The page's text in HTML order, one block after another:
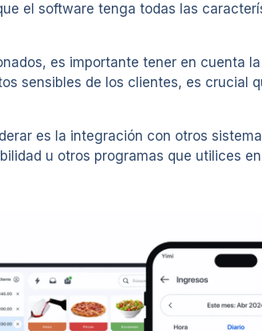
el software tenga todas las
es importante tener en cuenta
sensibles de los clientes, es crucial
es la integración con otros
u otros programas que utilices